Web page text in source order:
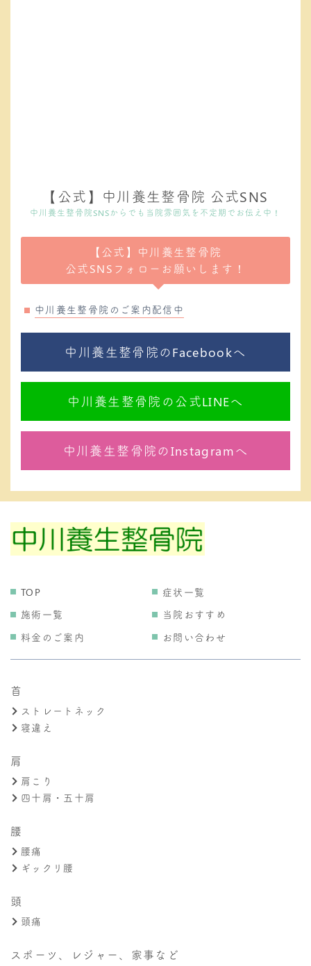
【公式】中川養生整骨院 公式SNS
中川養生整骨院SNSからでも当院雰囲気を不定期でお伝え中！
【公式】中川養生整骨院
公式SNSフォローお願いします！
中川養生整骨院のご案内配信中
中川養生整骨院のFacebookへ
中川養生整骨院の公式LINEへ
中川養生整骨院のInstagramへ
TOP
症状一覧
施術一覧
当院おすすめ
料金のご案内
お問い合わせ
首
ストレートネック
寝違え
肩
肩こり
四十肩・五十肩
腰
腰痛
ギックリ腰
頭
頭痛
スポーツ、レジャー、家事など